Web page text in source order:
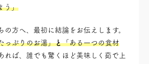
う」
の方へ、最初に結論をお伝えします。
っぷりのお湯」と「ある一つの食材
れば、誰でも驚くほど美味しく茹で上